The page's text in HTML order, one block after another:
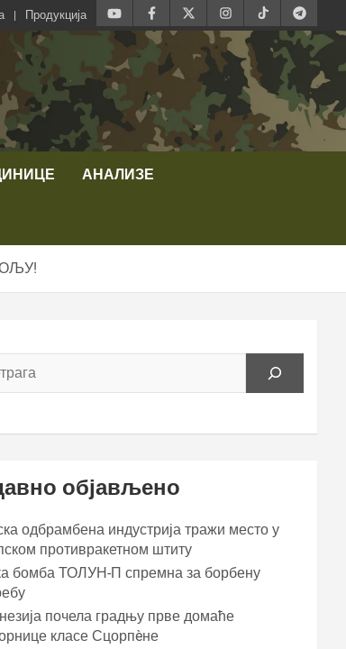
Продукција
АНАЛИЗЕ
објављено
одбрамбена индустрија тражи место у
противракетном штиту
бомба ТОЛУН-П спремна за борбену
почела градњу прве домаће
класе Сцорпèне